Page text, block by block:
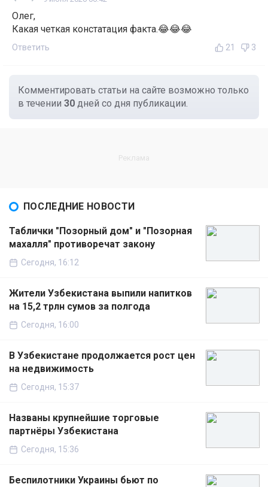
Олег,
Какая четкая констатация факта.😂😂😂
Ответить 21 3
Комментировать статьи на сайте возможно только
в течении 30 дней со дня публикации.
ПОСЛЕДНИЕ НОВОСТИ
Таблички "Позорный дом" и "Позорная
махалля" противоречат закону
Сегодня, 16:12
Жители Узбекистана выпили напитков
на 15,2 трлн сумов за полгода
Сегодня, 16:00
В Узбекистане продолжается рост цен
на недвижимость
Сегодня, 15:37
Названы крупнейшие торговые
партнёры Узбекистана
Сегодня, 15:36
Беспилотники Украины бьют по